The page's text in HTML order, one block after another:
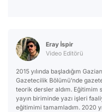
Eray İspir
Video Editörü
2015 yılında başladığım
Gazetecilik Bölümü’nde
teorik dersler aldım. Eğitimim
yayın biriminde yazı işleri
eğitimimi tamamladım. 2020